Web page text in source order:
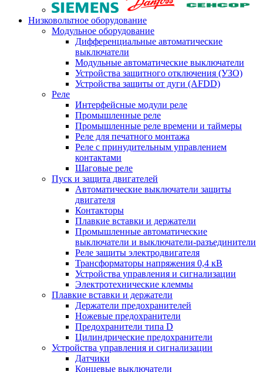
Низковольтное оборудование
Модульное оборудование
Дифференциальные автоматические
выключатели
Модульные автоматические выключатели
Устройства защитного отключения (УЗО)
Устройства защиты от дуги (AFDD)
Реле
Интерфейсные модули реле
Промышленные реле
Промышленные реле времени и таймеры
Реле для печатного монтажа
Реле с принудительным управлением
контактами
Шаговые реле
Пуск и защита двигателей
Автоматические выключатели защиты
двигателя
Контакторы
Плавкие вставки и держатели
Промышленные автоматические
выключатели и выключатели-разъединители
Реле защиты электродвигателя
Трансформаторы напряжения 0,4 кВ
Устройства управления и сигнализации
Электротехнические клеммы
Плавкие вставки и держатели
Держатели предохранителей
Ножевые предохранители
Предохранители типа D
Цилиндрические предохранители
Устройства управления и сигнализации
Датчики
Концевые выключатели